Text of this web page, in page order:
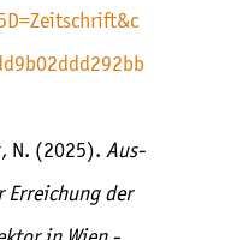
N. (2025). Aus-
Erreichung der